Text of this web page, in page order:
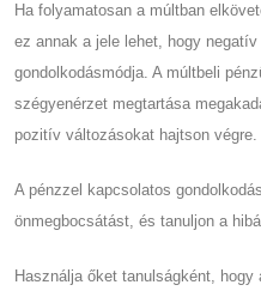
Ha folyamatosan a múltban
ez annak a jele lehet, hogy
gondolkodásmódja. A múltbeli
szégyenérzet megtartása
pozitív változásokat hajtson végre.
A pénzzel kapcsolatos
önmegbocsátást, és tanuljon a
Használja őket tanulságként,